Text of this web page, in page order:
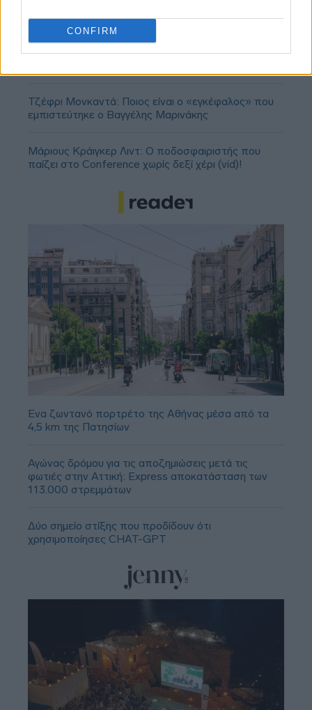
CONFIRM
ΣΕΦ: Επαναπροκηρύσσεται η ενεργειακή
αναβάθμιση - Γιατί ακυρώθηκε ο πρώτος
Τζέφρι Μονκαντά: Ποιος είναι ο «εγκέφαλος» που
εμπιστεύτηκε ο Βαγγέλης Μαρινάκης
Μάριους Κράιγκερ Λιντ: Ο ποδοσφαιριστής που
παίζει στο Conference χωρίς δεξί χέρι (vid)!
Ένα ζωντανό πορτρέτο της Αθήνας μέσα από τα
4,5 km της Πατησίων
Αγώνας δρόμου για τις αποζημιώσεις μετά τις
φωτιές στην Αττική: Express αποκατάσταση των
113.000 στρεμμάτων
Δύο σημείο στίξης που προδίδουν ότι
χρησιμοποίησες CHAT-GPT